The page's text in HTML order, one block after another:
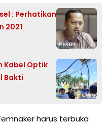
: Perhatikan
2021
Kabel Optik
Bakti
harus terbuka